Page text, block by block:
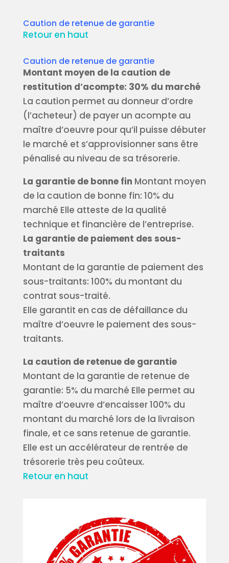
Caution de retenue de garantie
Retour en haut
Caution de retenue de garantie
Montant moyen de la caution de
restitution d’acompte: 30% du marché
La caution permet au donneur d’ordre
(l’acheteur) de payer un acompte au
maître d’oeuvre pour qu’il puisse débuter
le marché et s’approvisionner sans être
pénalisé au niveau de sa trésorerie.
La garantie de bonne fin Montant moyen
de la caution de bonne fin: 10% du
marché Elle atteste de la qualité
technique et financière de l’entreprise.
La garantie de paiement des sous-
traitants
Montant de la garantie de paiement des
sous-traitants: 100% du montant du
contrat sous-traité.
Elle garantit en cas de défaillance du
maître d’oeuvre le paiement des sous-
traitants.
La caution de retenue de garantie
Montant de la garantie de retenue de
garantie: 5% du marché Elle permet au
maître d’oeuvre d’encaisser 100% du
montant du marché lors de la livraison
finale, et ce sans retenue de garantie.
Elle est un accélérateur de rentrée de
trésorerie très peu coûteux.
Retour en haut